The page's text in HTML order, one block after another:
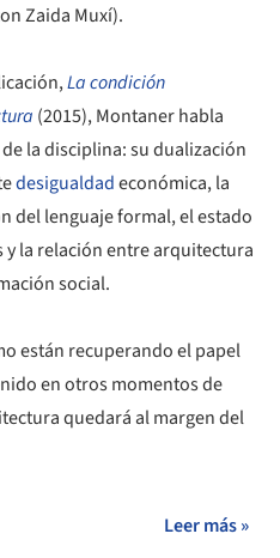
Zaida Muxí).
La condición
(2015), Montaner habla
la disciplina: su dualización
desigualdadeconómica, la
del lenguaje formal, el estado
la relación entre arquitectura
social.
están recuperando el papel
en otros momentos de
quedará al margen del
Leer más »